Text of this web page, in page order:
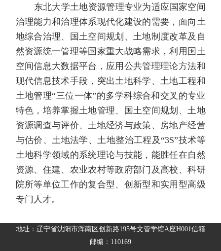
东北大学土地资源管理专业为适应国家空间
治理能力和治理体系现代化建设的需要，面向土
地综合治理、国土空间规划、土地制度改革及自
然资源统一管理等国家重大战略需求，利用国土
空间信息大数据平台，应用公共管理理论方法和
现代信息技术手段，突出土地科学、土地工程和
土地管理“三位一体”的多学科综合和交叉的专业
特色，培养掌握土地管理、国土空间规划、土地
资源调查与评价、土地经济与政策、房地产经营
与估价、土地法学、土地整治工程及“3S”技术等
土地科学领域的系统理论与技能，能胜任在自然
资源、住建、农业农村等政府部门及高校、科研
院所等单位工作的复合型、创新型和实用型高级
专门人才。
地址：辽宁省沈阳市浑南区创新路195号文管学馆A座H001信箱
邮编：110169